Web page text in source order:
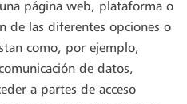
página web, plataforma o
de las diferentes opciones o
como, por ejemplo,
de datos,
a partes de acceso